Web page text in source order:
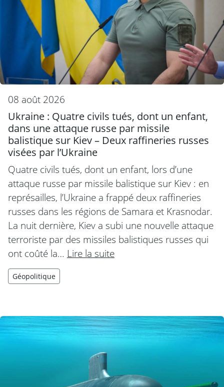
08 août 2026
Ukraine : Quatre civils tués, dont un enfant,
dans une attaque russe par missile
balistique sur Kiev – Deux raffineries russes
visées par l’Ukraine
Quatre civils tués, dont un enfant, lors d’une
attaque russe par missile balistique sur Kiev : en
représailles, l’Ukraine a frappé deux raffineries
russes dans les régions de Samara et Krasnodar.
La nuit dernière, Kiev a subi une nouvelle attaque
terroriste par des missiles balistiques russes qui
ont coûté la… Lire la suite
Géopolitique